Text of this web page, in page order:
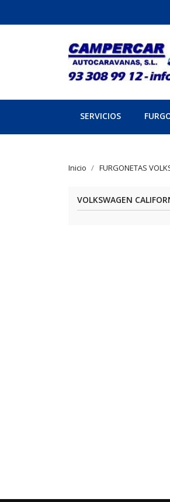
SERVICIOS
Inicio FURGONETAS
VOLKSWAGEN